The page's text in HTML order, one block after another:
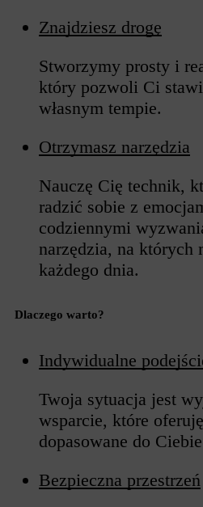
Znajdziesz drogę
Stworzymy prosty i
który pozwoli Ci
własnym tempie.
Otrzymasz narzędzia
Nauczę Cię technik,
radzić sobie z
codziennymi
narzędzia, na których
każdego dnia.
Dlaczego warto?
Indywidualne
Twoja sytuacja jest
wsparcie, które
dopasowane do
Bezpieczna przestrzeń